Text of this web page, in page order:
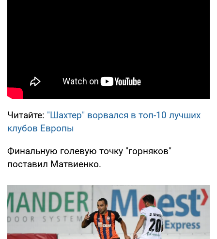
Читайте: "Шахтер" ворвался в топ-10 лучших
клубов Европы
Финальную голевую точку "горняков"
поставил Матвиенко.